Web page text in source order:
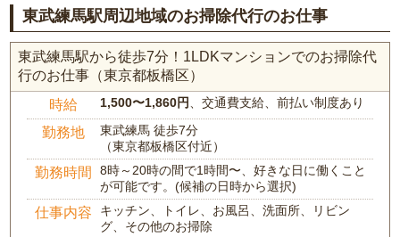
東武練馬駅周辺地域のお掃除代行のお仕事
東武練馬駅から徒歩7分！1LDKマンションでのお掃除代
行のお仕事（東京都板橋区）
時給 1,500〜1,860円、交通費支給、前払い制度あり
勤務地
東武練馬 徒歩7分
（東京都板橋区付近）
勤務時間
8時～20時の間で1時間〜、好きな日に働くこと
が可能です。(候補の日時から選択)
仕事内容
キッチン、トイレ、お風呂、洗面所、リビン
グ、その他のお掃除